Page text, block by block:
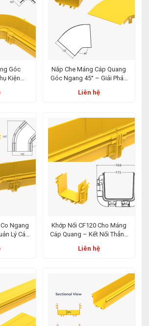
Góc
Kiện
Tâm Dữ
Nắp Che Máng Cáp Quang
Góc Ngang 45° – Giải Pháp
Diện
Liên hệ
Ngang
Lý Cáp
Khớp Nối CF120 Cho Máng
Cáp Quang – Kết Nối Thẳng
IDC & ODF
Liên hệ